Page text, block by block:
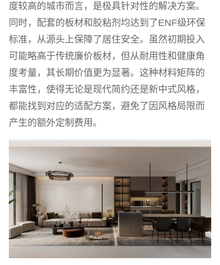
度较高的城市而言，是极具针对性的解决方案。
同时，配套的板材和胶粘剂均达到了ENF级环保
标准，从源头上保障了居住安全。虽然初期投入
可能略高于传统廉价板材，但从耐用性和健康角
度考量，其长期价值更为显著。这种材料矩阵的
丰富性，使得无论是现代简约还是新中式风格，
都能找到对应的适配方案，避免了因风格局限而
产生的额外定制费用。